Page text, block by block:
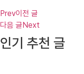
Prev이전 글
다음 글Next
인기 추천 글